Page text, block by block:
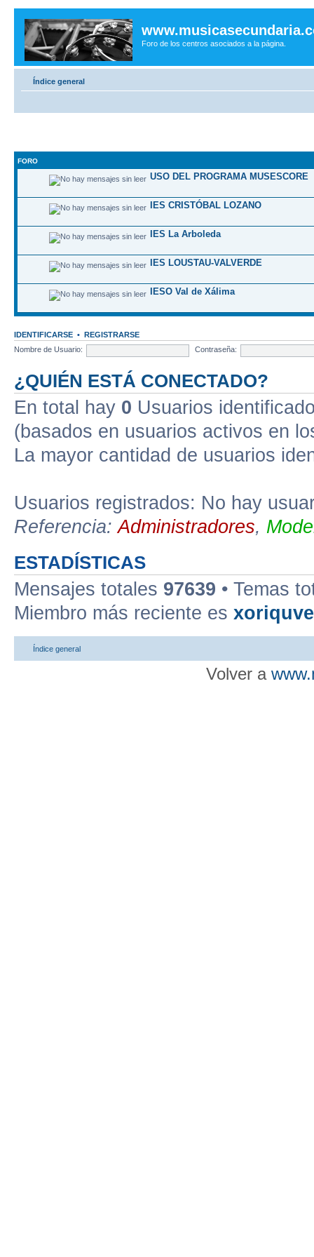
Foro de los centros asociados a la página.
Índice general
FORO
USO DEL PROGRAMA MUSESCORE
IES CRISTÓBAL LOZANO
IES La Arboleda
IES LOUSTAU-VALVERDE
IESO Val de Xálima
IDENTIFICARSE • REGISTRARSE
Nombre de Usuario:
Contraseña:
¿QUIÉN ESTÁ CONECTADO?
En total hay 0 Usuarios
(basados en usuarios activos en
La mayor cantidad de usuarios
Usuarios registrados: No hay
Referencia:Administradores,
ESTADÍSTICAS
Mensajes totales 97639 • Temas
Miembro más reciente es
Índice general
Volver a